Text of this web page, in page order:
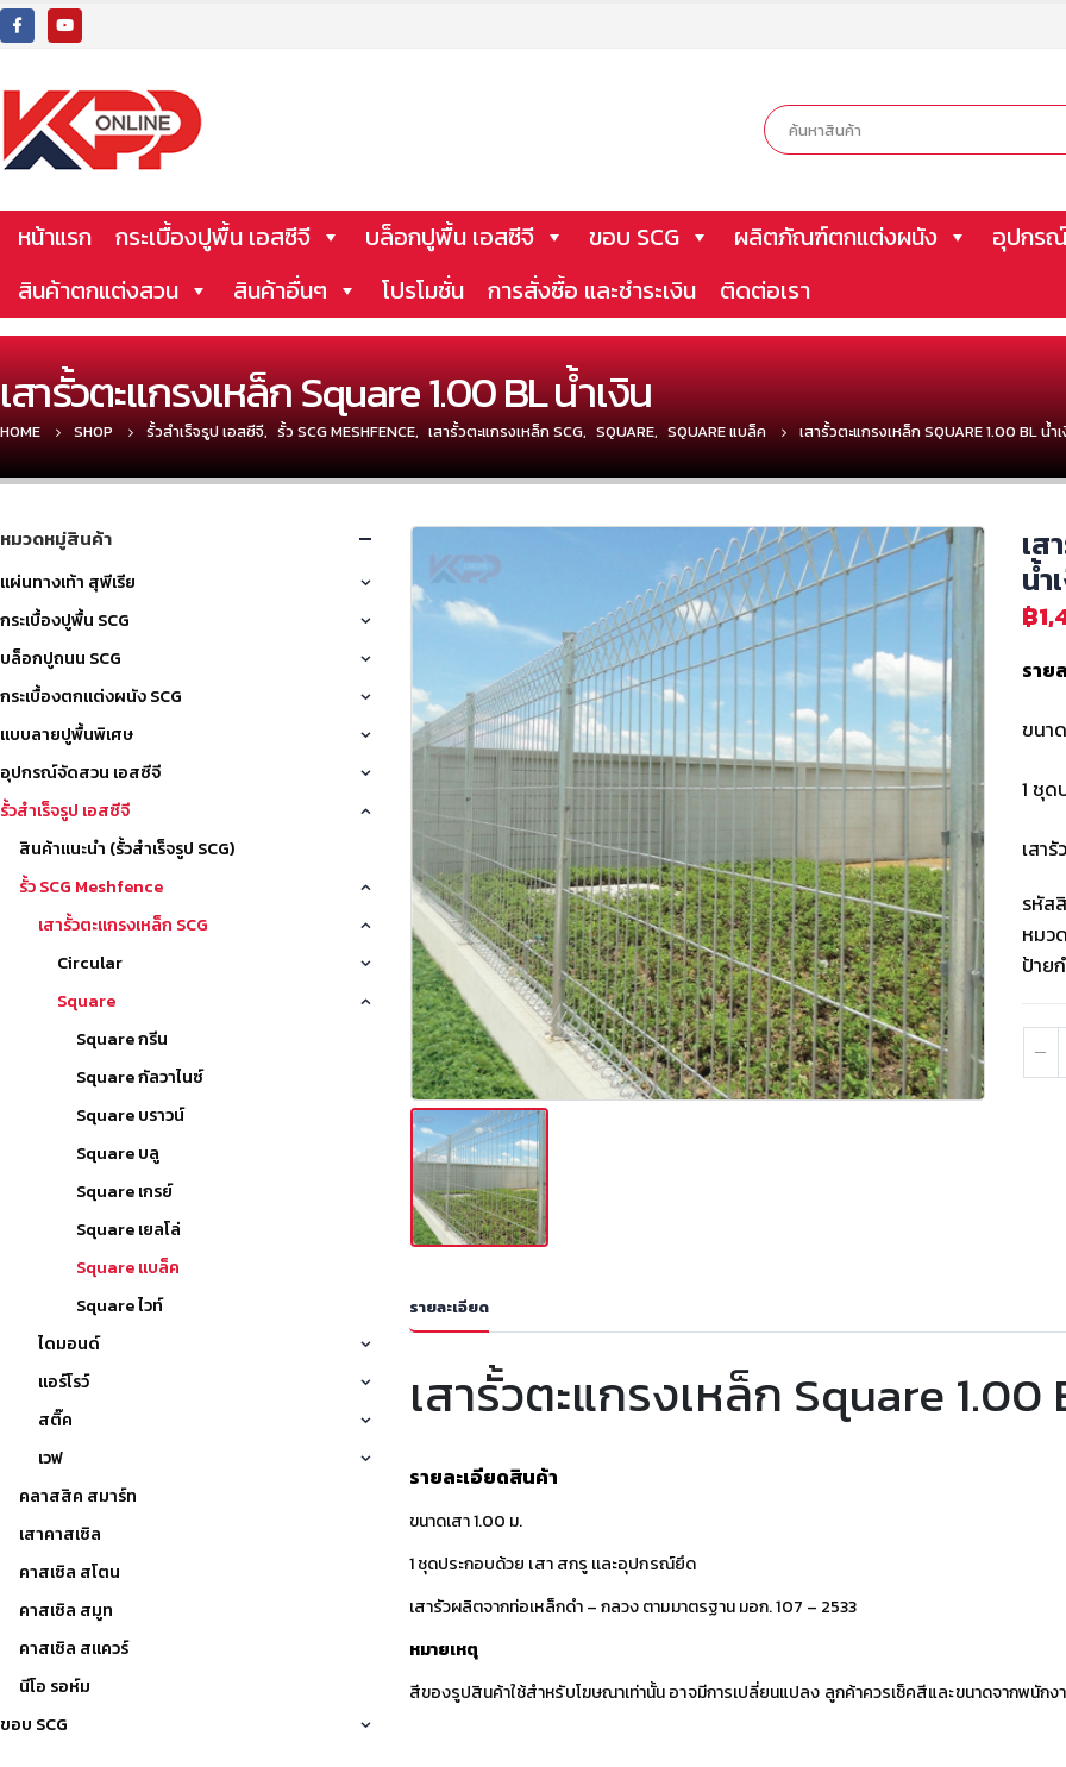
หน้าแรก กระเบื้องปูพื้น เอสซีจี บล็อกปูพื้น เอสซีจี ขอบ SCG ผลิตภัณฑ์ตกแต่งผนัง อุปกร
สินค้าตกแต่งสวน
สินค้าอื่นๆ โปรโมชั่น การสั่งซื้อ และชำระเงิน ติดต่อเรา
เสารั้วตะแกรงเหล็ก Square 1.00 BL น้ำเงิน
HOME SHOP รั้วสำเร็จรูป เอสซีจี, รั้ว SCG MESHFENCE, เสารั้วตะแกรงเหล็ก SCG, SQUARE, SQUARE แบล็ค เสารั้วตะแกรงเหล็ก SQUARE 1.00 BL น้ำ
เส
น้ำ
฿
ราย
ขนา
1 ชุด
เสา
รหัส
หมว
ป้าย
รายละเอียด
เสารั้วตะแกรงเหล็ก Square 1.00
รายละเอียดสินค้า
ขนาดเสา 1.00 ม.
1 ชุดประกอบด้วย เสา สกรู เเละอุปกรณ์ยึด
เสารัวผลิตจากท่อเหล็กดำ – กลวง ตามมาตรฐาน มอก. 107 – 2533
หมายเหตุ
สีของรูปสินค้าใช้สำหรับโฆษณาเท่านั้น อาจมีการเปลี่ยนแปลง ลูกค้าควรเช็คสีและขนาดจากพนัก
หมวดหมู่สินค้า
แผ่นทางเท้า สุพีเรีย
กระเบื้องปูพื้น SCG
บล็อกปูถนน SCG
กระเบื้องตกแต่งผนัง SCG
แบบลายปูพื้นพิเศษ
อุปกรณ์จัดสวน เอสซีจี
รั้วสำเร็จรูป เอสซีจี
สินค้าแนะนำ (รั้วสำเร็จรูป SCG)
รั้ว SCG Meshfence
เสารั้วตะแกรงเหล็ก SCG
Circular
Square
Square กรีน
Square กัลวาไนซ์
Square บราวน์
Square บลู
Square เกรย์
Square เยลโล่
Square แบล็ค
Square ไวท์
ไดมอนด์
แอร์โรว์
สติ๊ค
เวฟ
คลาสสิค สมาร์ท
เสาคาสเซิล
คาสเซิล สโตน
คาสเซิล สมูท
คาสเซิล สแควร์
นีโอ รอห์ม
ขอบ SCG